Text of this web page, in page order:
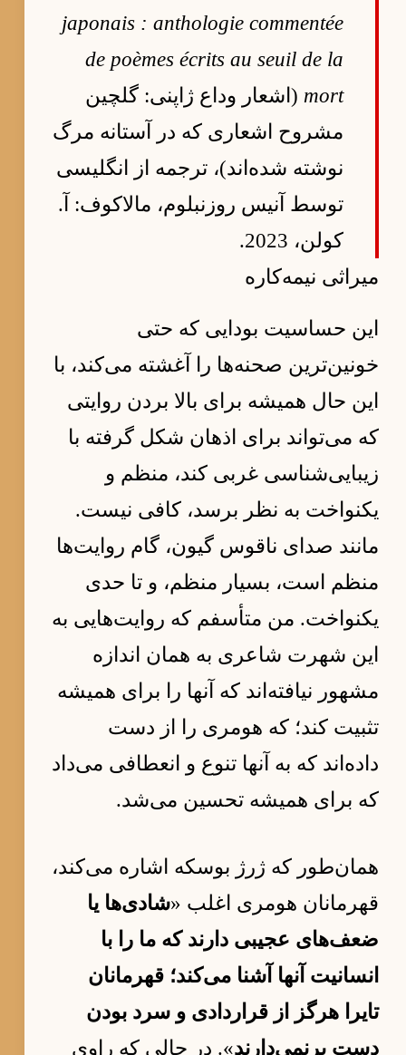
japonais : anthologie commentée
de poèmes écrits au seuil de la
mort (اشعار وداع ژاپنی: گلچین
مشروح اشعاری که در آستانه مرگ
نوشته شده‌اند)، ترجمه از انگلیسی
توسط آنیس روزنبلوم، مالاکوف: آ.
کولن، 2023.
میراثی نیمه‌کاره
این حساسیت بودایی که حتی
خونین‌ترین صحنه‌ها را آغشته می‌کند، با
این حال همیشه برای بالا بردن روایتی
که می‌تواند برای اذهان شکل گرفته با
زیبایی‌شناسی غربی کند، منظم و
یکنواخت به نظر برسد، کافی نیست.
مانند صدای ناقوس گیون، گام روایت‌ها
منظم است، بسیار منظم، و تا حدی
یکنواخت. من متأسفم که روایت‌هایی به
این شهرت شاعری به همان اندازه
مشهور نیافته‌اند که آنها را برای همیشه
تثبیت کند؛ که هومری را از دست
داده‌اند که به آنها تنوع و انعطافی می‌داد
که برای همیشه تحسین می‌شد.
همان‌طور که ژرژ بوسکه اشاره می‌کند،
قهرمانان هومری اغلب «شادی‌ها یا
ضعف‌های عجیبی دارند که ما را با
انسانیت آنها آشنا می‌کند؛ قهرمانان
تایرا هرگز از قراردادی و سرد بودن
دست برنمی‌دارند». در حالی که راوی